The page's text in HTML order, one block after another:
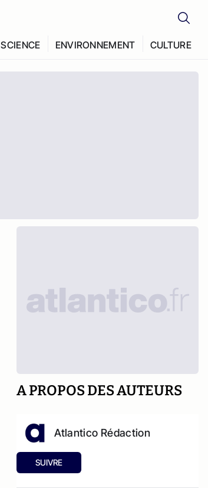
SCIENCE ENVIRONNEMENT CULTURE
A PROPOS DES AUTEURS
Atlantico Rédaction
SUIVRE